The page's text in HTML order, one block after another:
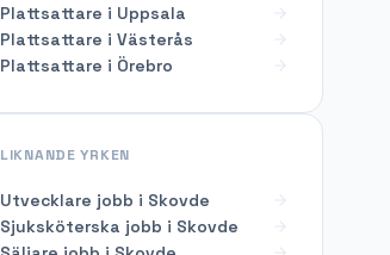
Plattsattare i Uppsala
Plattsattare i Västerås
Plattsattare i Örebro
LIKNANDE YRKEN
Utvecklare jobb i Skovde
Sjuksköterska jobb i Skovde